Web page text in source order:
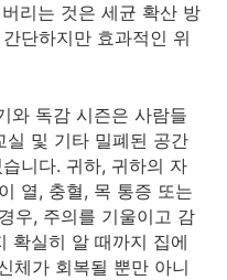
리는 것은 세균 확산 방
단하지만 효과적인 위
와 독감 시즌은 사람들
실 및 기타 밀폐된 공간
니다. 귀하, 귀하의 자
열, 충혈, 목 통증 또는
우, 주의를 기울이고 감
확실히 알 때까지 집에
체가 회복될 뿐만 아니